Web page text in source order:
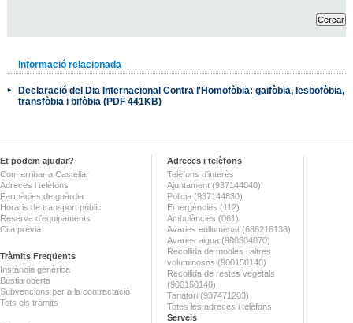
Informació relacionada
Declaració del Dia Internacional Contra l'Homofòbia: gaifòbia, lesbofòbia,
transfòbia i bifòbia (PDF 441KB)
Et podem ajudar?
Com arribar a Castellar
Adreces i telèfons
Farmàcies de guàrdia
Horaris de transport públic
Reserva d'equipaments
Cita prèvia
Tràmits Freqüents
Instància genèrica
Bústia oberta
Subvencions per a la contractació
Tots els tràmits
Adreces i telèfons
Telèfons d'interès
Ajuntament (937144040)
Policia (937144830)
Emergències (112)
Ambulàncies (061)
Avaries enllumenat (686216138)
Avaries aigua (900304070)
Recollida de mobles i altres
voluminosos (900150140)
Recollida de restes vegetals
(900150140)
Tanatori (937471203)
Totes les adreces i telèfons
Serveis